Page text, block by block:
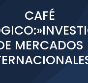
CAFÉ
MERCADOS